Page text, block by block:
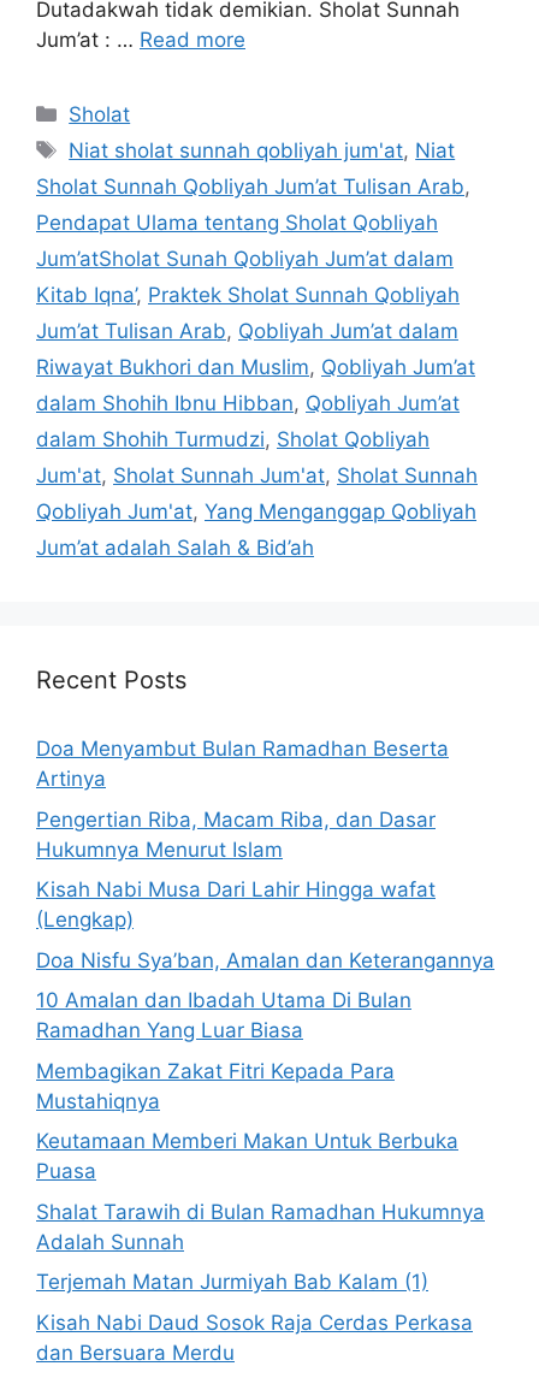
Dutadakwah tidak demikian. Sholat Sunnah
Jum’at : … Read more
Categories
Sholat
Tags
Niat sholat sunnah qobliyah jum'at, Niat
Sholat Sunnah Qobliyah Jum’at Tulisan Arab,
Pendapat Ulama tentang Sholat Qobliyah
Jum’atSholat Sunah Qobliyah Jum’at dalam
Kitab Iqna’, Praktek Sholat Sunnah Qobliyah
Jum’at Tulisan Arab, Qobliyah Jum’at dalam
Riwayat Bukhori dan Muslim, Qobliyah Jum’at
dalam Shohih Ibnu Hibban, Qobliyah Jum’at
dalam Shohih Turmudzi, Sholat Qobliyah
Jum'at, Sholat Sunnah Jum'at, Sholat Sunnah
Qobliyah Jum'at, Yang Menganggap Qobliyah
Jum’at adalah Salah & Bid’ah
Recent Posts
Doa Menyambut Bulan Ramadhan Beserta
Artinya
Pengertian Riba, Macam Riba, dan Dasar
Hukumnya Menurut Islam
Kisah Nabi Musa Dari Lahir Hingga wafat
(Lengkap)
Doa Nisfu Sya’ban, Amalan dan Keterangannya
10 Amalan dan Ibadah Utama Di Bulan
Ramadhan Yang Luar Biasa
Membagikan Zakat Fitri Kepada Para
Mustahiqnya
Keutamaan Memberi Makan Untuk Berbuka
Puasa
Shalat Tarawih di Bulan Ramadhan Hukumnya
Adalah Sunnah
Terjemah Matan Jurmiyah Bab Kalam (1)
Kisah Nabi Daud Sosok Raja Cerdas Perkasa
dan Bersuara Merdu